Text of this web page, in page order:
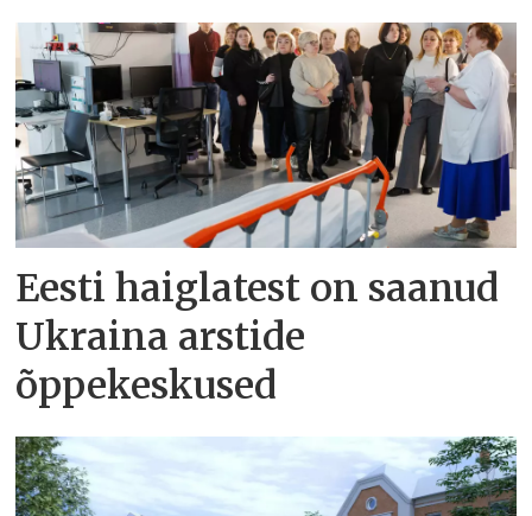
Eesti haiglatest on saanud
Ukraina arstide
õppekeskused